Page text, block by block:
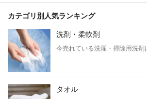
カテゴリ別人気ランキング
洗剤・柔軟剤
今売れている洗濯・掃除用洗剤
タオル